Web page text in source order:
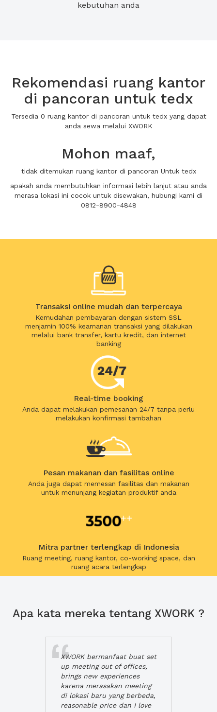
kebutuhan anda
Rekomendasi ruang kantor
di pancoran untuk tedx
Tersedia 0 ruang kantor di pancoran untuk tedx yang dapat
anda sewa melalui XWORK
Mohon maaf,
tidak ditemukan ruang kantor di pancoran Untuk tedx
apakah anda membutuhkan informasi lebih lanjut atau anda
merasa lokasi ini cocok untuk disewakan, hubungi kami di
0812-8900-4848
Transaksi online mudah dan terpercaya
Kemudahan pembayaran dengan sistem SSL
menjamin 100% keamanan transaksi yang dilakukan
melalui bank transfer, kartu kredit, dan internet
banking
Real-time booking
Anda dapat melakukan pemesanan 24/7 tanpa perlu
melakukan konfirmasi tambahan
Pesan makanan dan fasilitas online
Anda juga dapat memesan fasilitas dan makanan
untuk menunjang kegiatan produktif anda
Mitra partner terlengkap di Indonesia
Ruang meeting, ruang kantor, co-working space, dan
ruang acara terlengkap
Apa kata mereka tentang XWORK ?
XWORK bermanfaat buat set
up meeting out of offices,
brings new experiences
karena merasakan meeting
di lokasi baru yang berbeda,
reasonable price dan I love